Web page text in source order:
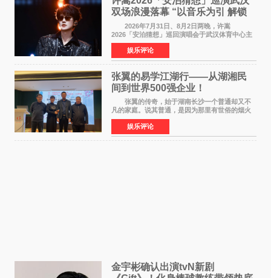
双场浪漫落幕 “以音乐为引 解锁
江城记忆”
2026年7月31日、8月2日两晚，许嵩
2026「安泊猜想」巡回演唱会于武汉体育中心主
体育场盛大开唱。许嵩与数万歌迷在此相聚，从
浪漫惬意的舞台设计到充满诚意与惊喜的现场互
动，共同开启了一场关于
娱乐评论
张翼的易学江湖行——从湖湘民
间到世界500强企业！
张翼的传奇，始于湖南长沙一个普通却又不
凡的家庭。说其普通，是因为那里有世俗的烟火
气；说其不凡，是因为家中有一位洞悉天地玄机
的长者——他的爷爷。作为当地的风水师，爷爷
是张翼走进易学
娱乐评论
金宇彬确认出演tvN新剧